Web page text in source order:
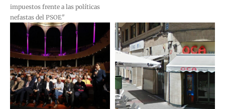
impuestos frente a las políticas
nefastas del PSOE"